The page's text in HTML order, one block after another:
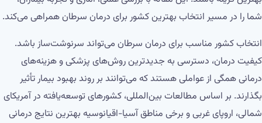
شما را در مسیر انتخاب بهترین کشور برای درمان سرطان همراهی می‌کند.
انتخاب کشور مناسب برای درمان سرطان می‌تواند سرنوشت‌ساز باشد.
کیفیت درمان، دسترسی به جدیدترین روش‌های پزشکی و هزینه‌های
درمانی همگی از عواملی هستند که می‌توانند بر روند بهبود بیمار تأثیر
بگذارند. بر اساس مطالعات بین‌المللی، کشورهای توسعه‌یافته در آمریکای
شمالی، اروپای غربی و برخی مناطق آسیا-اقیانوسیه بهترین نتایج درمانی